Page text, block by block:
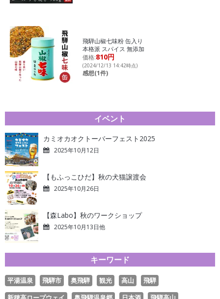
飛騨山椒七味粉 缶入り
本格派 スパイス 無添加
価格:810円
(2024/12/13 14:42時点)
感想(1件)
イベント
カミオカオクトーバーフェスト2025
2025年10月12日
【もふっこひだ】秋の犬猫譲渡会
2025年10月26日
【森Labo】秋のワークショップ
2025年10月13日他
キーワード
平湯温泉 飛騨市 奥飛騨 観光 高山
飛騨